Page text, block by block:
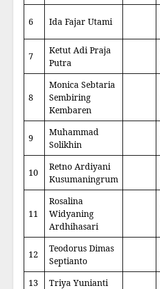
6 Ida Fajar Utami
7
Ketut Adi Praja
Putra
8
Monica Sebtaria
Sembiring
Kembaren
9
Muhammad
Solikhin
10
Retno Ardiyani
Kusumaningrum
11
Rosalina
Widyaning
Ardhihasari
12
Teodorus Dimas
Septianto
13 Triya Yunianti